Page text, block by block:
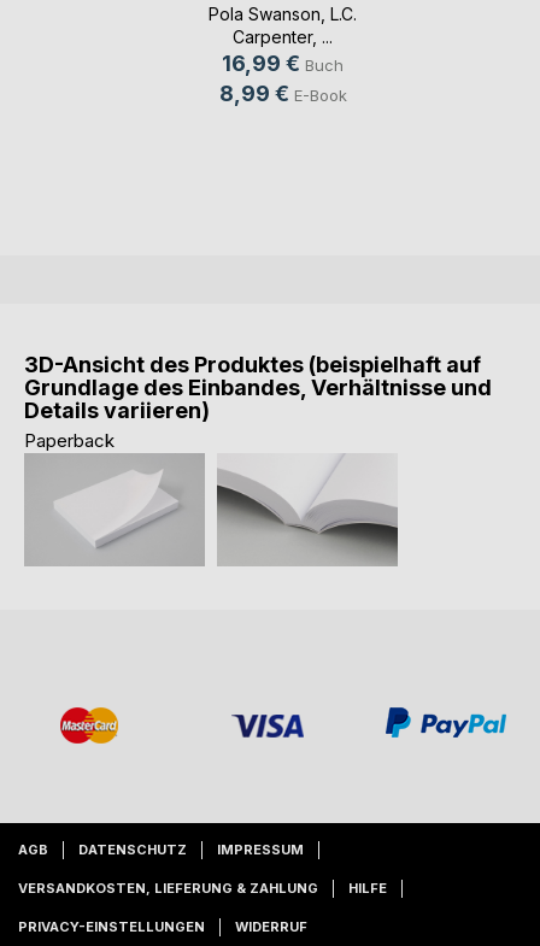
Pola Swanson L.C.
Carpenter, ...
16,99 € Buch
8,99 € E-Book
3D-Ansicht des Produktes (beispielhaft auf
Grundlage des Einbandes, Verhältnisse und
Details variieren)
Paperback
AGB DATENSCHUTZ IMPRESSUM
VERSANDKOSTEN, LIEFERUNG & ZAHLUNG HILFE
PRIVACY-EINSTELLUNGEN WIDERRUF